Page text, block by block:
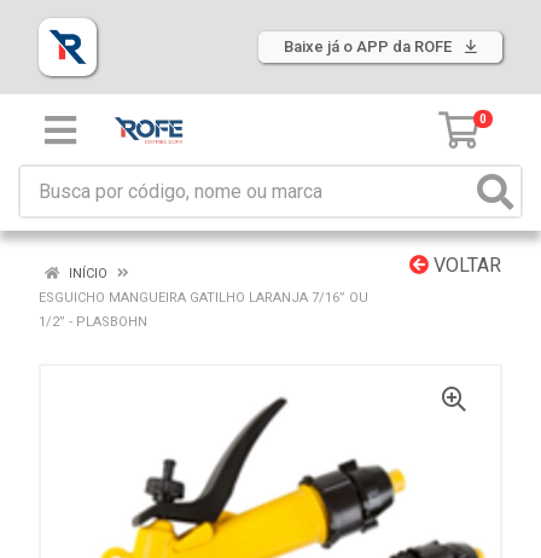
Baixe já o APP da ROFE
0
VOLTAR
INÍCIO
ESGUICHO MANGUEIRA GATILHO LARANJA 7/16” OU
1/2” - PLASBOHN